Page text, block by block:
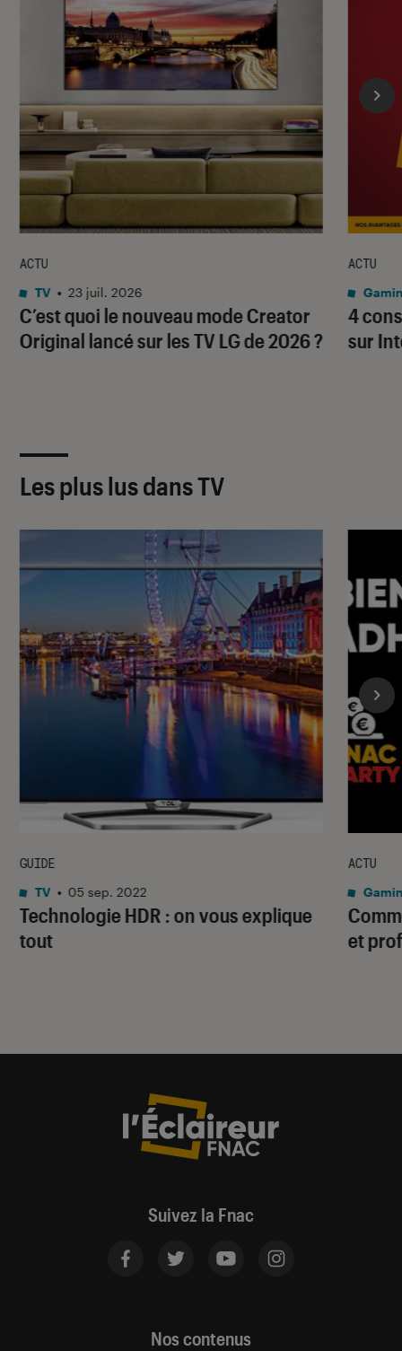
C’est quoi le nouveau mode Creator
Original lancé sur les TV LG de 2026 ?
ACTU
TV • 23 juil. 2026
4
sur
ACTU
Les plus lus dans TV
Technologie HDR : on vous explique
tout
GUIDE
TV • 05 sep. 2022
et
ACTU
Suivez la Fnac
Nos contenus